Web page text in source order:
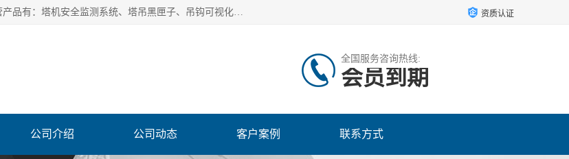
安徽赛芙智能科技有限公司是一家主营智慧化工地解决方案的企业，主营产品有：塔机安全监测系统、塔吊黑匣子、吊钩可视化、吊钩可视化系统、塔机安全监控系统、塔机黑匣子等。创建至今始终关注用户需求，为用户提供有的产品和服务。 资质认证
全国服务咨询热线:
会员到期
公司介绍 公司动态 客户案例 联系方式